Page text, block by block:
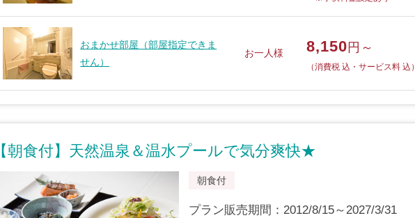
おまかせ部屋（部屋指定できま
せん）
お一人様 8,150円～
（消費税 込・サービス料 込）
【朝食付】天然温泉＆温水プールで気分爽快★
朝食付
プラン販売期間：2012/8/15～2027/3/31